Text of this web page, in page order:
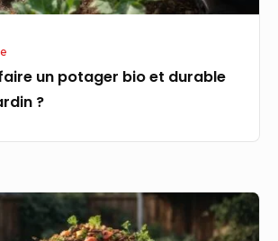
un potager bio et durable
?